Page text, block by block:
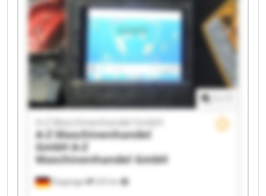
Maschinenhandel GmbH A-Z Maschinenhandel
GmbH A-Z Maschinenhandel GmbH A-Z
Maschinenhandel GmbH A-Z Maschinenhandel
GmbH A-Z Maschinenhandel GmbH A-Z
Maschinenhandel GmbH
Göppingen 233 km
A-Z Maschinenhandel GmbH
A-Z Maschinenhandel
GmbHA-Z
Maschinenhandel GmbH